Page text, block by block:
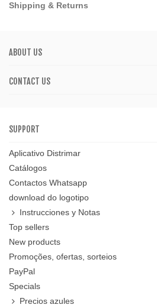
Shipping & Returns
ABOUT US
CONTACT US
SUPPORT
Aplicativo Distrimar
Catálogos
Contactos Whatsapp
download do logotipo
Instrucciones y Notas
Top sellers
New products
Promoções, ofertas, sorteios
PayPal
Specials
Precios azules